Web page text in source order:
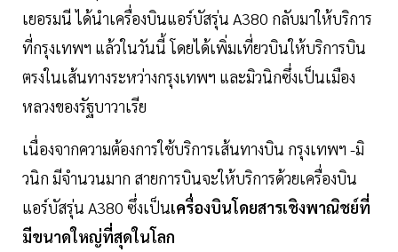
เยอรมนี ได้นำเครื่องบินแอร์บัสรุ่น A380 กลับมาให้บริการ
ที่กรุงเทพฯ แล้วในวันนี้ โดยได้เพิ่มเที่ยวบินให้บริการบิน
ตรงในเส้นทางระหว่างกรุงเทพฯ และมิวนิกซึ่งเป็นเมือง
หลวงของรัฐบาวาเรีย
เนื่องจากความต้องการใช้บริการเส้นทางบิน กรุงเทพฯ -มิ
วนิก มีจำนวนมาก สายการบินจะให้บริการด้วยเครื่องบิน
แอร์บัสรุ่น A380 ซึ่งเป็นเครื่องบินโดยสารเชิงพาณิชย์ที่
มีขนาดใหญ่ที่สุดในโลก